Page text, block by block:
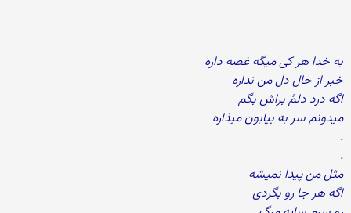
به خدا هر کی میگه غصه داره
خبر از حال دل من نداره
اگه درد دلمُ براش بگم
میدونم سر به بیابون میذاره
.
.
مثل من پیدا نمیشه
اگه هر جا رو بگردی